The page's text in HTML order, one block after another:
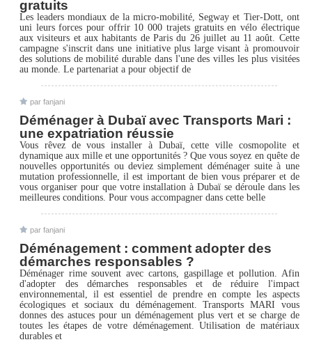
gratuits
Les leaders mondiaux de la micro-mobilité, Segway et Tier-Dott, ont
uni leurs forces pour offrir 10 000 trajets gratuits en vélo électrique
aux visiteurs et aux habitants de Paris du 26 juillet au 11 août. Cette
campagne s'inscrit dans une initiative plus large visant à promouvoir
des solutions de mobilité durable dans l'une des villes les plus visitées
au monde. Le partenariat a pour objectif de
par fanjani
Déménager à Dubaï avec Transports Mari :
une expatriation réussie
Vous rêvez de vous installer à Dubaï, cette ville cosmopolite et
dynamique aux mille et une opportunités ? Que vous soyez en quête de
nouvelles opportunités ou deviez simplement déménager suite à une
mutation professionnelle, il est important de bien vous préparer et de
vous organiser pour que votre installation à Dubaï se déroule dans les
meilleures conditions. Pour vous accompagner dans cette belle
par fanjani
Déménagement : comment adopter des
démarches responsables ?
Déménager rime souvent avec cartons, gaspillage et pollution. Afin
d'adopter des démarches responsables et de réduire l'impact
environnemental, il est essentiel de prendre en compte les aspects
écologiques et sociaux du déménagement. Transports MARI vous
donnes des astuces pour un déménagement plus vert et se charge de
toutes les étapes de votre déménagement. Utilisation de matériaux
durables et